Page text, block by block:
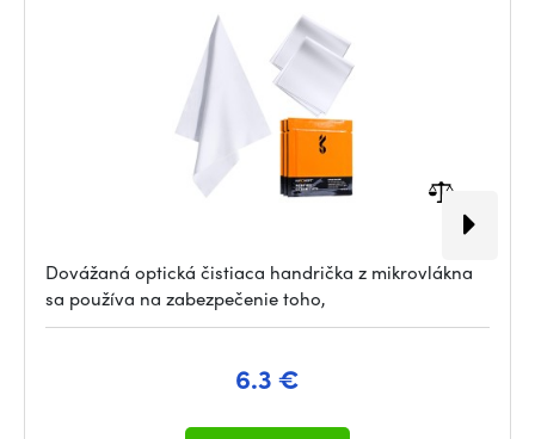
Dovážaná optická čistiaca handrička z mikrovlákna
sa používa na zabezpečenie toho,
6.3 €